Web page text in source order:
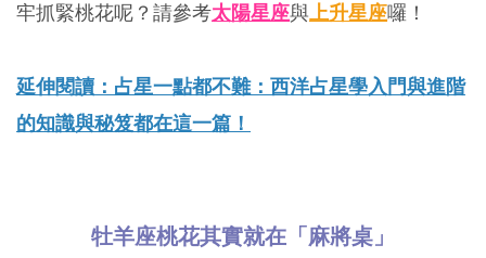
牢抓緊桃花呢？請參考太陽星座與 上升星座囉！
延伸閱讀：占星一點都不難：西洋占星學入門與進階
的知識與秘笈都在這一篇！
牡羊座桃花其實就在「麻將桌」